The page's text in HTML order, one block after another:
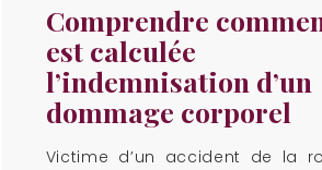
Comprendre
est calculée
l’indemnisation d’un
dommage corporel
Victime d’un accident de la